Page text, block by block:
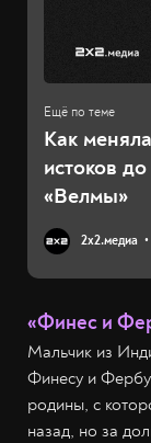
Как
истоков
«Велмы»
2х2.медиа
«Финес и
Мальчик из
Финесу и
родины, с
назад, но за